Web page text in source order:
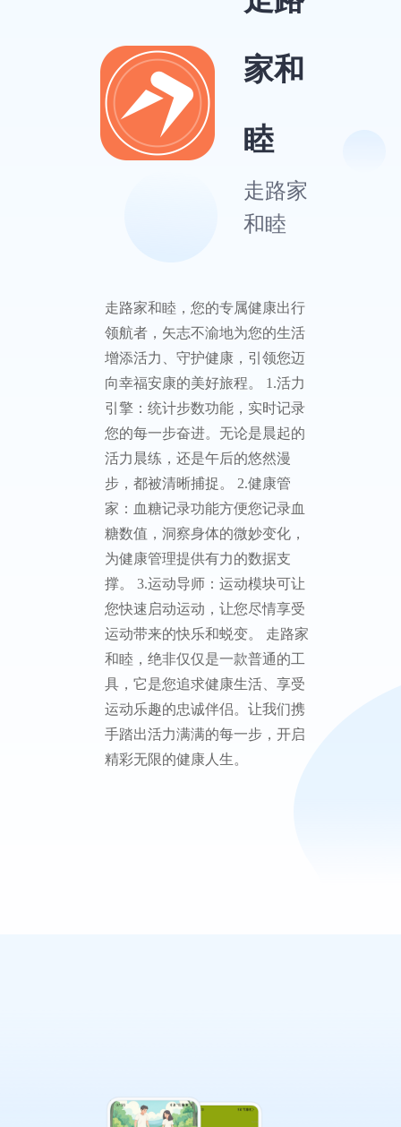
家和
睦
走路家
和睦
走路家和睦，您的专属健康出行
领航者，矢志不渝地为您的生活
增添活力、守护健康，引领您迈
向幸福安康的美好旅程。 1.活力
引擎：统计步数功能，实时记录
您的每一步奋进。无论是晨起的
活力晨练，还是午后的悠然漫
步，都被清晰捕捉。 2.健康管
家：血糖记录功能方便您记录血
糖数值，洞察身体的微妙变化，
为健康管理提供有力的数据支
撑。 3.运动导师：运动模块可让
您快速启动运动，让您尽情享受
运动带来的快乐和蜕变。 走路家
和睦，绝非仅仅是一款普通的工
具，它是您追求健康生活、享受
运动乐趣的忠诚伴侣。让我们携
手踏出活力满满的每一步，开启
精彩无限的健康人生。